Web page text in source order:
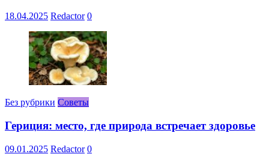
18.04.2025 Redactor 0
Без рубрики Советы
Гериция: место, где природа встречает здоровье
09.01.2025 Redactor 0